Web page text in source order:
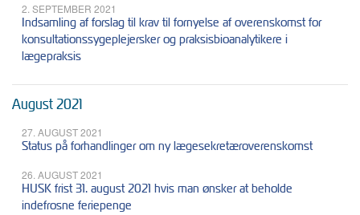
2. SEPTEMBER 2021
Indsamling af forslag til krav til fornyelse af overenskomst for
konsultationssygeplejersker og praksisbioanalytikere i
lægepraksis
August 2021
27. AUGUST 2021
Status på forhandlinger om ny lægesekretæroverenskomst
26. AUGUST 2021
HUSK frist 31. august 2021 hvis man ønsker at beholde
indefrosne feriepenge